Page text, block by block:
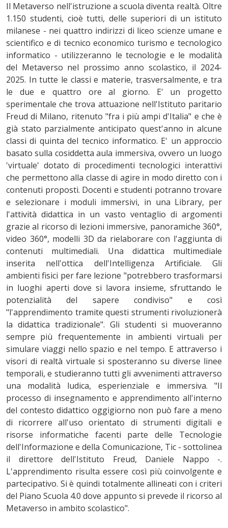
Il Metaverso nell'istruzione a scuola diventa realtà. Oltre
1.150 studenti, cioè tutti, delle superiori di un istituto
milanese - nei quattro indirizzi di liceo scienze umane e
scientifico e di tecnico economico turismo e tecnologico
informatico - utilizzeranno le tecnologie e le modalità
del Metaverso nel prossimo anno scolastico, il 2024-
2025. In tutte le classi e materie, trasversalmente, e tra
le due e quattro ore al giorno. E' un progetto
sperimentale che trova attuazione nell'Istituto paritario
Freud di Milano, ritenuto "fra i più ampi d'Italia" e che è
già stato parzialmente anticipato quest'anno in alcune
classi di quinta del tecnico informatico. E' un approccio
basato sulla cosiddetta aula immersiva, ovvero un luogo
'virtuale' dotato di procedimenti tecnologici interattivi
che permettono alla classe di agire in modo diretto con i
contenuti proposti. Docenti e studenti potranno trovare
e selezionare i moduli immersivi, in una Library, per
l'attività didattica in un vasto ventaglio di argomenti
grazie al ricorso di lezioni immersive, panoramiche 360°,
video 360°, modelli 3D da rielaborare con l'aggiunta di
contenuti multimediali. Una didattica multimediale
inserita nell'ottica dell'Intelligenza Artificiale. Gli
ambienti fisici per fare lezione "potrebbero trasformarsi
in luoghi aperti dove si lavora insieme, sfruttando le
potenzialità del sapere condiviso" e così
"l'apprendimento tramite questi strumenti rivoluzionerà
la didattica tradizionale". Gli studenti si muoveranno
sempre più frequentemente in ambienti virtuali per
simulare viaggi nello spazio e nel tempo. E attraverso i
visori di realtà virtuale si sposteranno su diverse linee
temporali, e studieranno tutti gli avvenimenti attraverso
una modalità ludica, esperienziale e immersiva. "Il
processo di insegnamento e apprendimento all'interno
del contesto didattico oggigiorno non può fare a meno
di ricorrere all'uso orientato di strumenti digitali e
risorse informatiche facenti parte delle Tecnologie
dell'Informazione e della Comunicazione, Tic - sottolinea
il direttore dell'Istituto Freud, Daniele Nappo -.
L'apprendimento risulta essere così più coinvolgente e
partecipativo. Si è quindi totalmente allineati con i criteri
del Piano Scuola 4.0 dove appunto si prevede il ricorso al
Metaverso in ambito scolastico".